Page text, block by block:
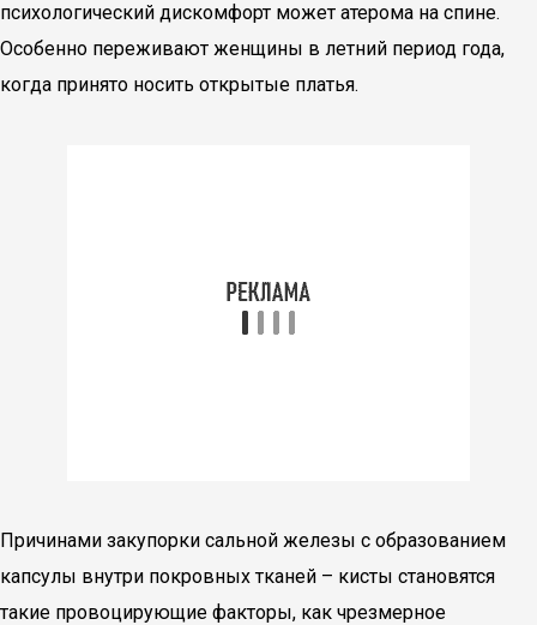
психологический дискомфорт может атерома на спине.
Особенно переживают женщины в летний период года,
когда принято носить открытые платья.
Причинами закупорки сальной железы с образованием
капсулы внутри покровных тканей – кисты становятся
такие провоцирующие факторы, как чрезмерное